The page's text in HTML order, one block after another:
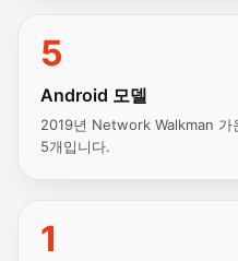
5
Android 모델
2019년 Network Walkman 가
5개입니다.
1